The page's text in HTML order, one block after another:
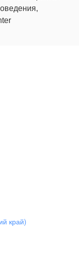
край)